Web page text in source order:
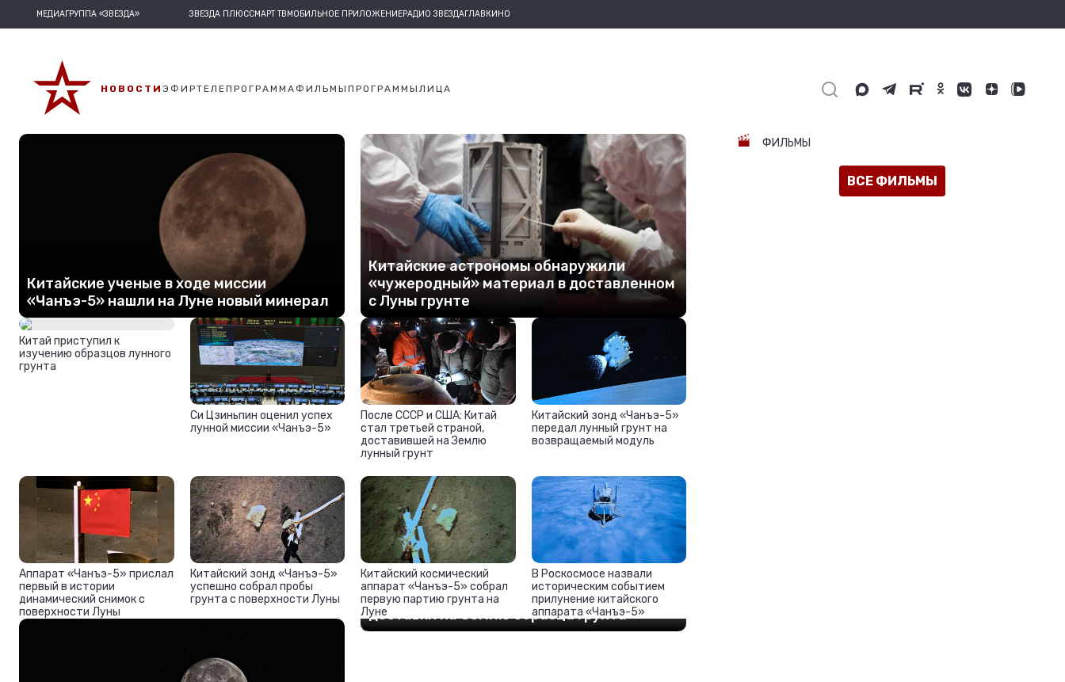
МЕДИАГРУППА «ЗВЕЗДА» ЗВЕЗДА ПЛЮССМАРТ ТВМОБИЛЬНОЕ ПРИЛОЖЕНИЕРАДИО ЗВЕЗДАГЛАВКИНО
НОВОСТИ ЭФИРТЕЛЕПРОГРАММАФИЛЬМЫ ПРОГРАММЫ ЛИЦА
Китайские ученые в ходе миссии
«Чанъэ-5» нашли на Луне новый минерал
Китайские астрономы обнаружили
«чужеродный» материал в доставленном
с Луны грунте
Китай приступил к
изучению образцов лунного
грунта
Си Цзиньпин оценил успех
лунной миссии «Чанъэ-5»
После СССР и США: Китай
стал третьей страной,
доставившей на Землю
лунный грунт
Китайский зонд «Чанъэ-5»
передал лунный грунт на
возвращаемый модуль
Аппарат «Чанъэ-5» прислал
первый в истории
динамический снимок с
поверхности Луны
Китайский зонд «Чанъэ-5»
успешно собрал пробы
грунта с поверхности Луны
Китайский космический
аппарат «Чанъэ-5» собрал
первую партию грунта на
Луне
В Роскосмосе назвали
историческим событием
прилунение китайского
аппарата «Чанъэ-5»
Китай запустил зонд на Луну для
доставки на Землю образца грунта
ФИЛЬМЫ
ВСЕ ФИЛЬМЫ